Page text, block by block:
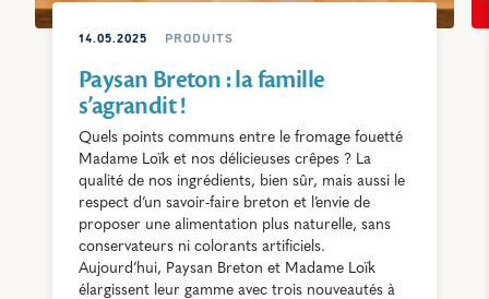
14.05.2025 PRODUITS
Paysan Breton : la famille
s’agrandit !
Quels points communs entre le fromage fouetté
Madame Loïk et nos délicieuses crêpes ? La
qualité de nos ingrédients, bien sûr, mais aussi le
respect d’un savoir-faire breton et l’envie de
proposer une alimentation plus naturelle, sans
conservateurs ni colorants artificiels.
Aujourd’hui, Paysan Breton et Madame Loïk
élargissent leur gamme avec trois nouveautés à